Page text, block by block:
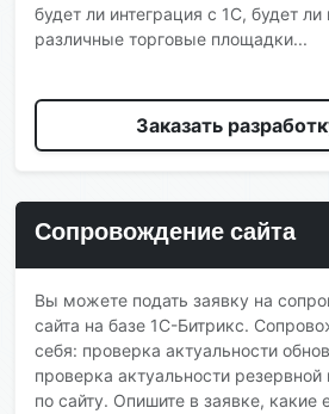
будет ли интеграция с 1С, будет
различные торговые площадки...
Заказать
Сопровождение сайта
Вы можете подать заявку на
сайта на базе 1С-Битрикс.
себя: проверка актуальности
проверка актуальности резервной
по сайту. Опишите в заявке,